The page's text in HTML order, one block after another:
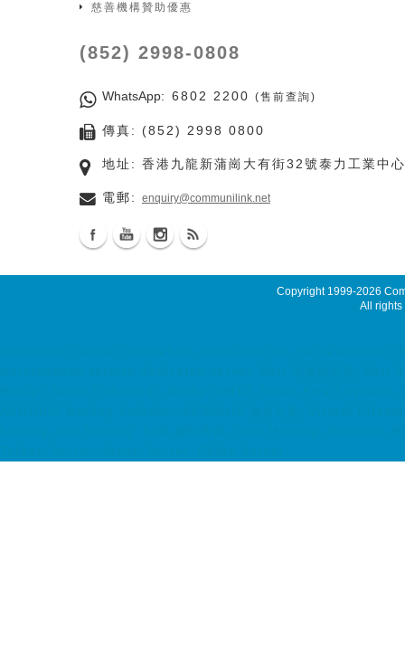
慈善機構贊助優惠
(852) 2998-0808
WhatsApp: 6802 2200 (售前查詢)
傳真: (852) 2998 0800
地址: 香港九龍新蒲崗大有街32號泰力工業中
電郵: enquiry@communilink.net
Copyright 1999-2026
All rights